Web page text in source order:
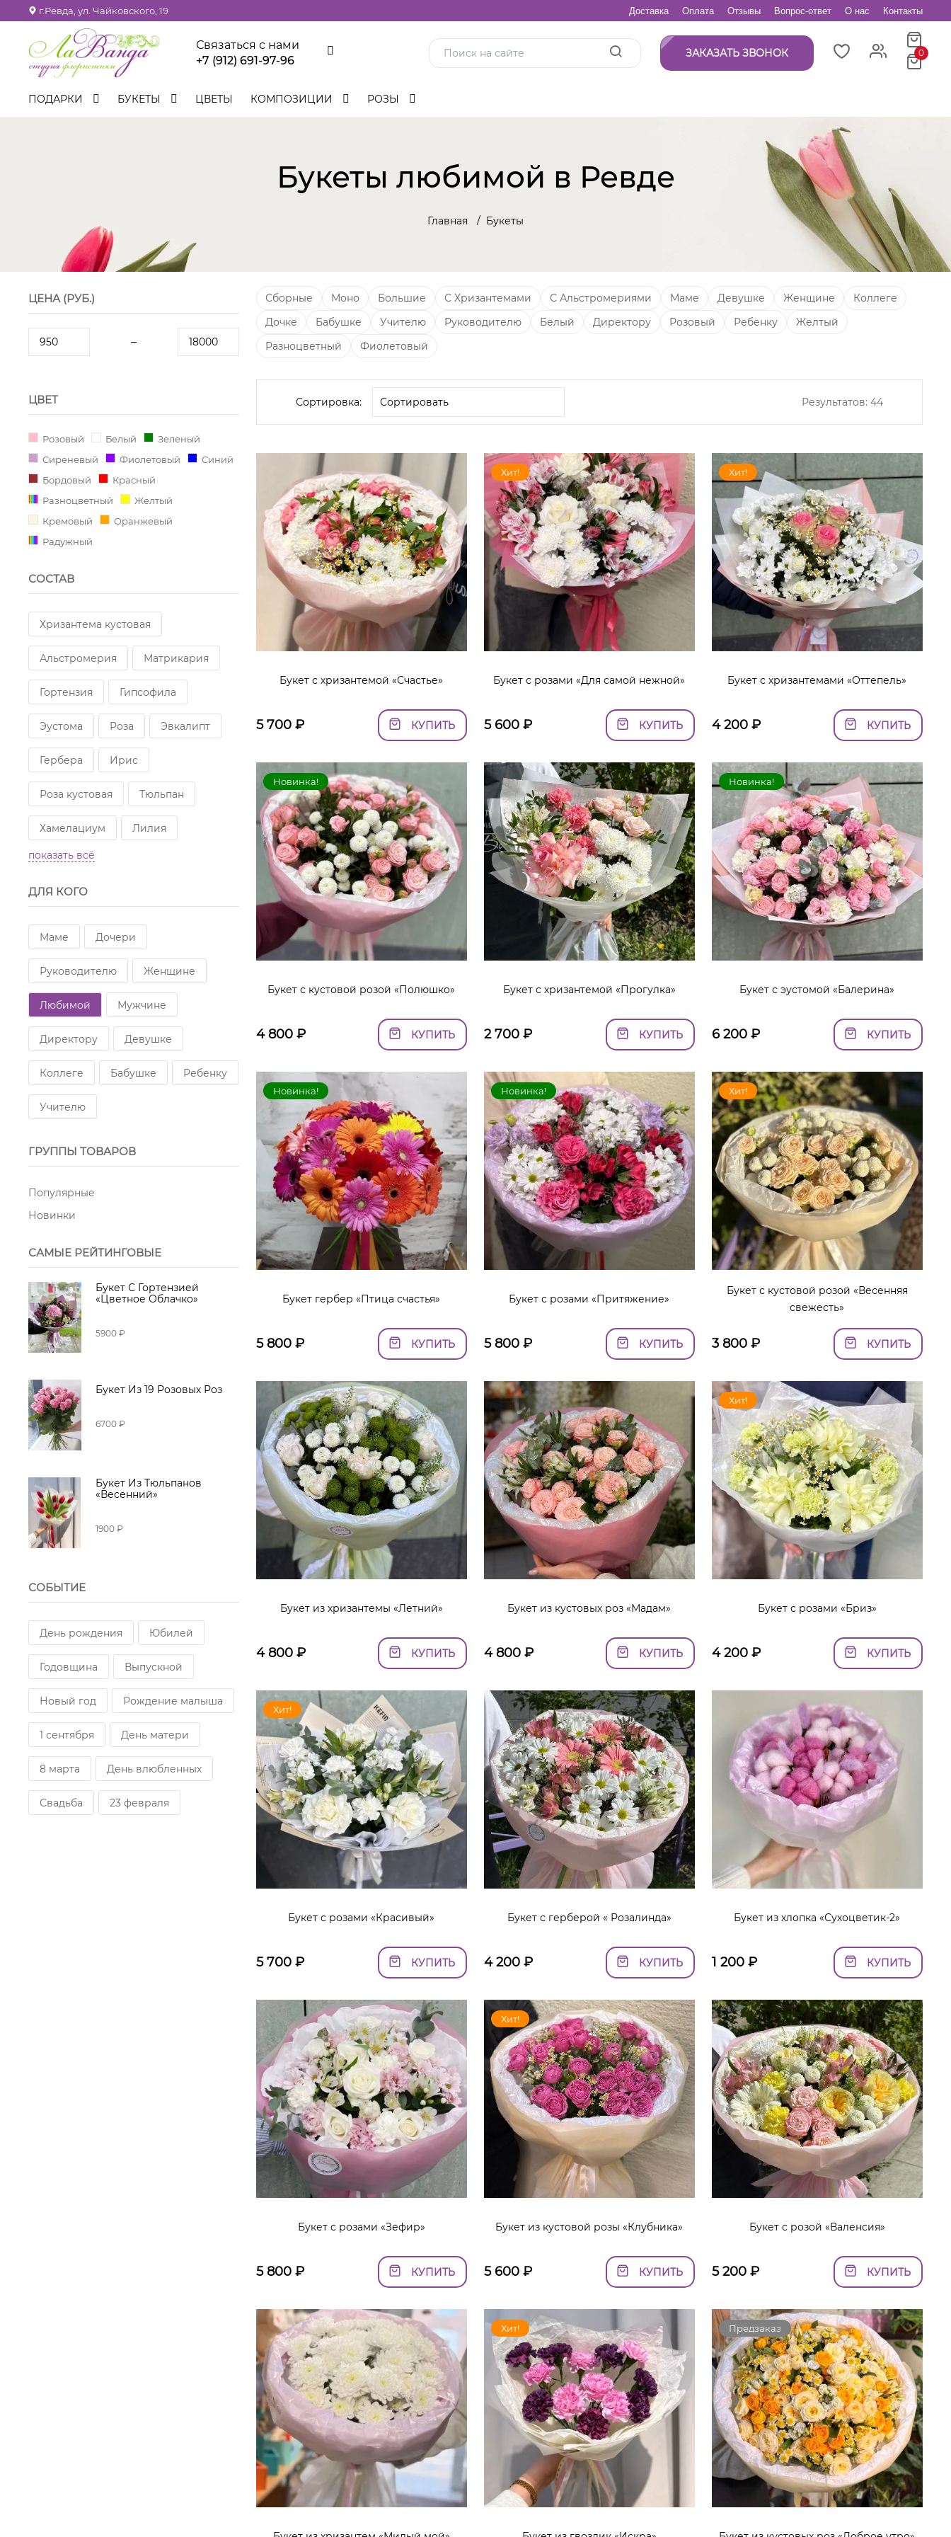
г.Ревда, ул. Чайковского, 19 Доставка Оплата Отзывы Вопрос-ответ О нас Контакты
Связаться с нами
+7 (912) 691-97-96
ЗАКАЗАТЬ ЗВОНОК 0
ПОДАРКИ БУКЕТЫ ЦВЕТЫ КОМПОЗИЦИИ РОЗЫ
Букеты любимой в Ревде
Главная Букеты
ЦЕНА (РУБ.)
ЦВЕТ
Розовый Белый
Зеленый
Сиреневый
Фиолетовый
Синий
Бордовый
Красный
Разноцветный
Желтый
Кремовый
Оранжевый
Радужный
СОСТАВ
Хризантема кустовая
Альстромерия Матрикария
Гортензия Гипсофила
Эустома Роза Эвкалипт
Гербера Ирис
Роза кустовая Тюльпан
Хамелациум Лилия
Гвоздика
Аспидистра
Гиацинт
Гвоздика кустовая
Маттиола Пистация
показать всё
ДЛЯ КОГО
Маме Дочери
Руководителю Женщине
Любимой Мужчине
Директору Девушке
Коллеге Бабушке Ребенку
Учителю
ГРУППЫ ТОВАРОВ
Популярные
Новинки
САМЫЕ РЕЙТИНГОВЫЕ
Букет С Гортензией
«Цветное Облачко»
5900 ₽
Букет Из 19 Розовых Роз
6700 ₽
Букет Из Тюльпанов
«Весенний»
1900 ₽
СОБЫТИЕ
День рождения Юбилей
Годовщина Выпускной
Новый год Рождение малыша
1 сентября День матери
8 марта День влюбленных
Свадьба 23 февраля
Сборные Моно Большие С Хризантемами С Альстромериями Маме Девушке Женщине
Коллеге
Дочке
Бабушке Учителю Руководителю Белый Директору Розовый Ребенку
Желтый
Разноцветный
Фиолетовый
Сортировка: Результатов: 44
Букет с хризантемой «Счастье»
5 700 ₽ КУПИТЬ
Хит!
Букет с розами «Для самой нежной»
5 600₽ КУПИТЬ
Хит!
Букет с хризантемами «Оттепель»
4 200₽ КУПИТЬ
Новинка!
Букет с кустовой розой «Полюшко»
4 800 ₽ КУПИТЬ
Букет с хризантемой «Прогулка»
2 700₽ КУПИТЬ
Новинка!
Букет с эустомой «Балерина»
6 200₽ КУПИТЬ
Новинка!
Букет гербер «Птица счастья»
5 800 ₽ КУПИТЬ
Новинка!
Букет с розами «Притяжение»
5 800₽ КУПИТЬ
Хит!
Букет с кустовой розой «Весенняя
свежесть»
3 800₽ КУПИТЬ
Букет из хризантемы «Летний»
4 800 ₽ КУПИТЬ
Букет из кустовых роз «Мадам»
4 800₽ КУПИТЬ
Хит!
Букет с розами «Бриз»
4 200₽ КУПИТЬ
Хит!
Букет с розами «Красивый»
5 700 ₽ КУПИТЬ
Букет с герберой « Розалинда»
4 200₽ КУПИТЬ
Букет из хлопка «Сухоцветик-2»
1 200₽ КУПИТЬ
Букет с розами «Зефир»
5 800 ₽ КУПИТЬ
Хит!
Букет из кустовой розы «Клубника»
5 600₽ КУПИТЬ
Букет с розой «Валенсия»
5 200₽ КУПИТЬ
Хит! Предзаказ